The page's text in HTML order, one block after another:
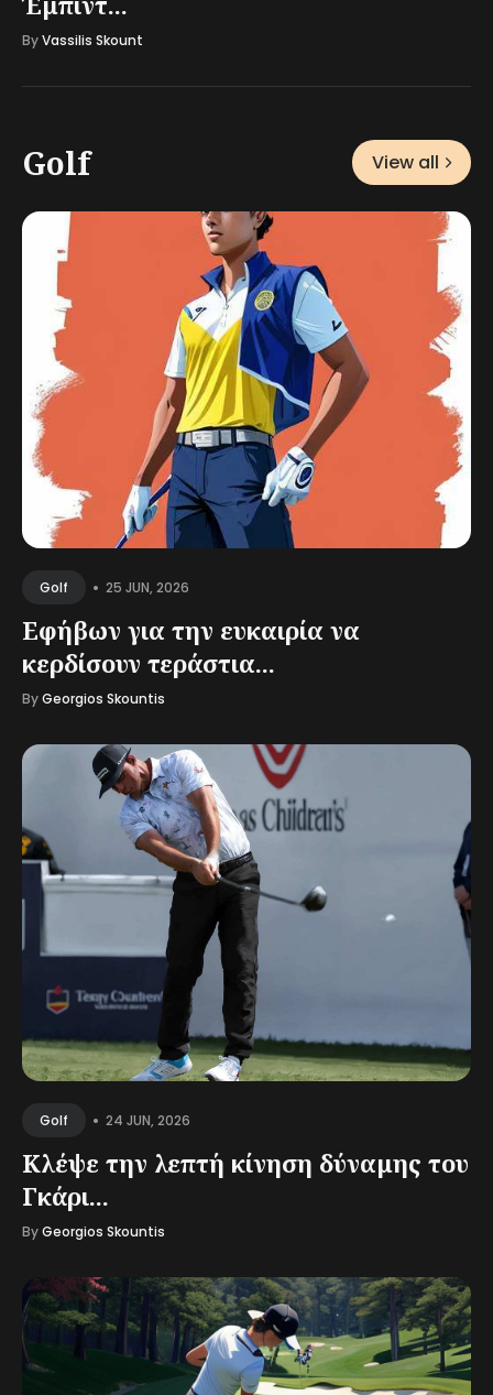
ByVassilis Skount
Golf View all
Golf • 25 JUN, 2026
Εφήβων για την ευκαιρία να
κερδίσουν τεράστια...
ByGeorgios Skountis
Golf • 24 JUN, 2026
Κλέψε την λεπτή κίνηση δύναμης του
Γκάρι...
ByGeorgios Skountis